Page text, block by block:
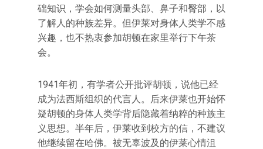
础知识，学会如何测量头部、鼻子和臀部，以
了解人的种族差异。但伊莱对身体人类学不感
兴趣，也不热衷参加胡顿在家里举行下午茶
会。
1941年初，有学者公开批评胡顿，说他已经
成为法西斯组织的代言人。后来伊莱也开始怀
疑胡顿的身体人类学背后隐藏着纳粹的种族主
义思想。半年后，伊莱收到校方的信，不建议
他继续留在哈佛。被无辜波及的伊莱心情沮